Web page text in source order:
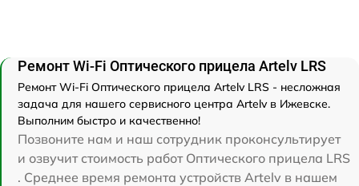
Ремонт Wi-Fi Оптического прицела Artelv LRS
Ремонт Wi-Fi Оптического прицела Artelv LRS - несложная
задача для нашего сервисного центра Artelv в Ижевске.
Выполним быстро и качественно!
Позвоните нам и наш сотрудник проконсультирует
и озвучит стоимость работ Оптического прицела LRS
. Среднее время ремонта устройств Artelv в нашем